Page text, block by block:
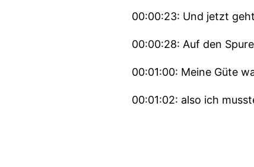
00:00:23: Und jetzt
00:00:28: Auf den
00:01:00: Meine Güte
00:01:02: also ich